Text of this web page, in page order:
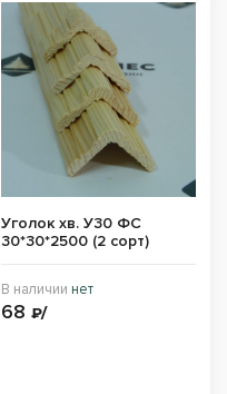
Уголок хв. У30 ФС
30*30*2500 (2 сорт)
В наличии нет
68 ₽/